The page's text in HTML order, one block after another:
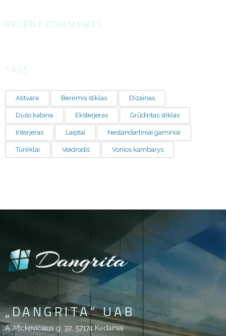
RECENT COMMENTS
TAGS
Atitvara Berėmis stiklas Dizainas
Dušo kabina Eksterjeras Grūdintas stiklas
Interjeras Laiptai Nestandartiniai gaminiai
Turėklai Veidrodis Vonios kambarys
„DANGRITA“ UAB
A. Mickevičiaus g. 32, 57174 Kėdainiai